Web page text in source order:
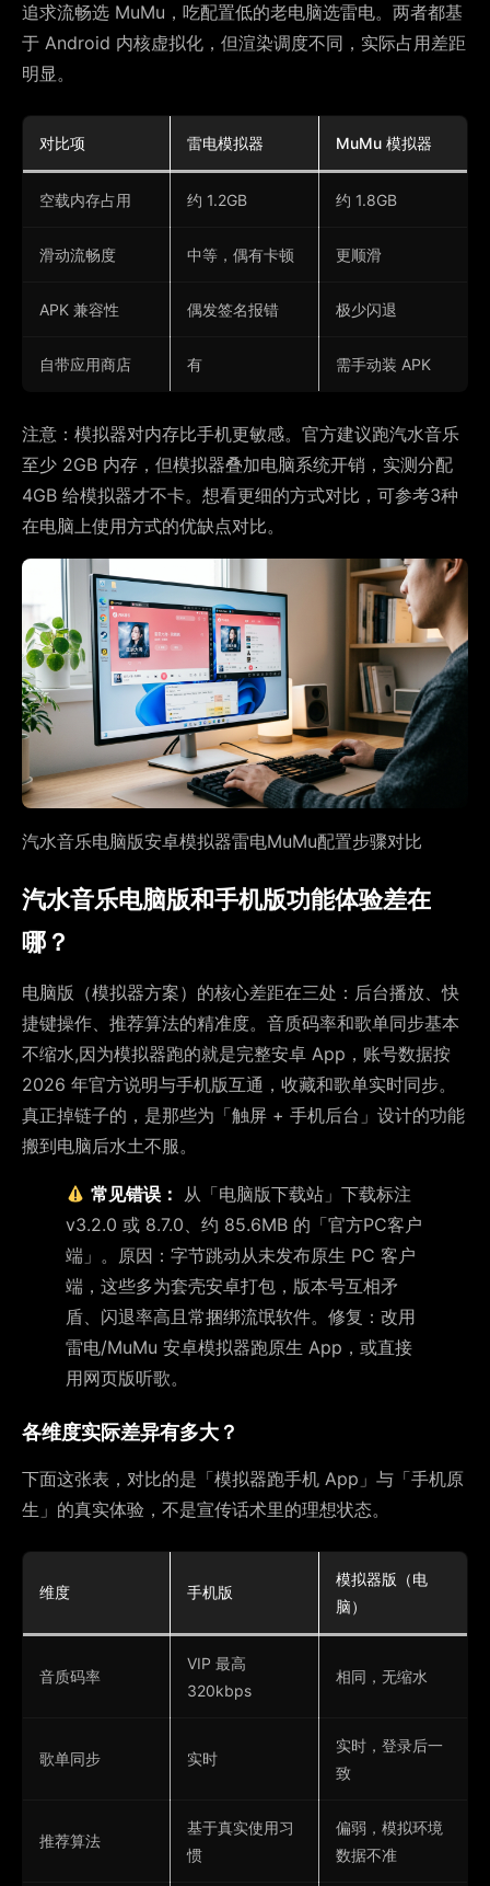
追求流畅选 MuMu，吃配置低的老电脑选雷电。两者都基
于 Android 内核虚拟化，但渲染调度不同，实际占用差距
明显。
对比项 雷电模拟器 MuMu 模拟器
空载内存占用 约 1.2GB 约 1.8GB
滑动流畅度 中等，偶有卡顿 更顺滑
APK 兼容性 偶发签名报错 极少闪退
自带应用商店 有 需手动装 APK
注意：模拟器对内存比手机更敏感。官方建议跑汽水音乐
至少 2GB 内存，但模拟器叠加电脑系统开销，实测分配
4GB 给模拟器才不卡。想看更细的方式对比，可参考3种
在电脑上使用方式的优缺点对比。
汽水音乐电脑版安卓模拟器雷电MuMu配置步骤对比
汽水音乐电脑版和手机版功能体验差在
哪？
电脑版（模拟器方案）的核心差距在三处：后台播放、快
捷键操作、推荐算法的精准度。音质码率和歌单同步基本
不缩水,因为模拟器跑的就是完整安卓 App，账号数据按
2026 年官方说明与手机版互通，收藏和歌单实时同步。
真正掉链子的，是那些为「触屏 + 手机后台」设计的功能
搬到电脑后水土不服。
常见错误： 从「电脑版下载站」下载标注
v3.2.0 或 8.7.0、约 85.6MB 的「官方PC客户
端」。原因：字节跳动从未发布原生 PC 客户
端，这些多为套壳安卓打包，版本号互相矛
盾、闪退率高且常捆绑流氓软件。修复：改用
雷电/MuMu 安卓模拟器跑原生 App，或直接
用网页版听歌。
各维度实际差异有多大？
下面这张表，对比的是「模拟器跑手机 App」与「手机原
生」的真实体验，不是宣传话术里的理想状态。
维度 手机版
模拟器版（电
脑）
音质码率
VIP 最高
320kbps
相同，无缩水
歌单同步 实时
实时，登录后一
致
推荐算法
基于真实使用习
惯
偏弱，模拟环境
数据不准